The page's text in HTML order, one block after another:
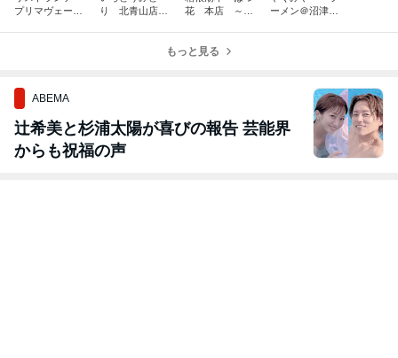
プリマヴェーラ
り 北青山店
花 本店 ～和
ーメン＠沼津～
もっと見る
ABEMA
辻希美と杉浦太陽が喜びの報告 芸能界
からも祝福の声